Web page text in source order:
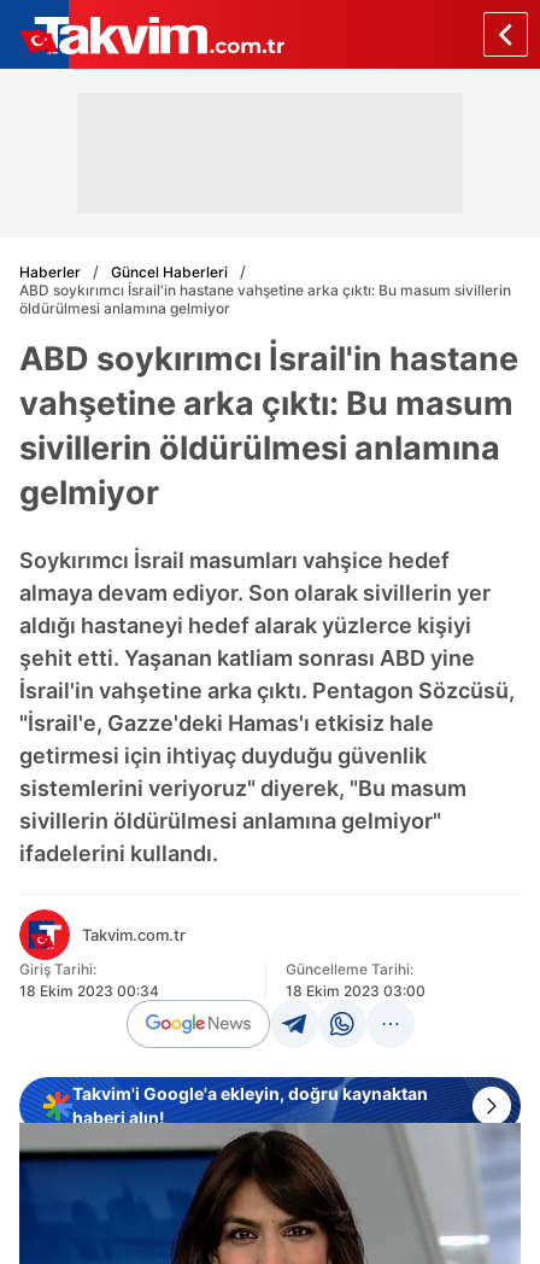
Haberler
Güncel Haberleri
ABD soykırımcı İsrail'in hastane vahşetine arka çıktı: Bu masum sivillerin
öldürülmesi anlamına gelmiyor
ABD soykırımcı İsrail'in hastane
vahşetine arka çıktı: Bu masum
sivillerin öldürülmesi anlamına
gelmiyor
Soykırımcı İsrail masumları vahşice hedef
almaya devam ediyor. Son olarak sivillerin yer
aldığı hastaneyi hedef alarak yüzlerce kişiyi
şehit etti. Yaşanan katliam sonrası ABD yine
İsrail'in vahşetine arka çıktı. Pentagon Sözcüsü,
"İsrail'e, Gazze'deki Hamas'ı etkisiz hale
getirmesi için ihtiyaç duyduğu güvenlik
sistemlerini veriyoruz" diyerek, "Bu masum
sivillerin öldürülmesi anlamına gelmiyor"
ifadelerini kullandı.
Takvim.com.tr
Giriş Tarihi:
18 Ekim 2023 00:34
Güncelleme Tarihi:
18 Ekim 2023 03:00
Takvim'i Google'a ekleyin, doğru kaynaktan
haberi alın!